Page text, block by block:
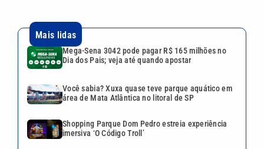
do próprio filho em busca da ‘juventude eterna’
Jair Renan usa nome do pai na urna, declara R$
187 mil em bens e não informa orientação sexual
Continua após a publicidade